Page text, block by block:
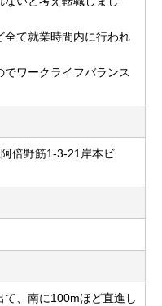
全て就業時間内に行われ
ワークライフバランス
倍野筋1-3-21岸本ビ
、南に100mほど直進し